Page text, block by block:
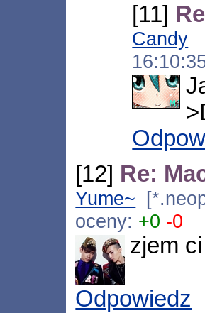
[11]
Candy
[12] Re:
Yume~
oceny: +0 -0
zjem
Odpowiedz